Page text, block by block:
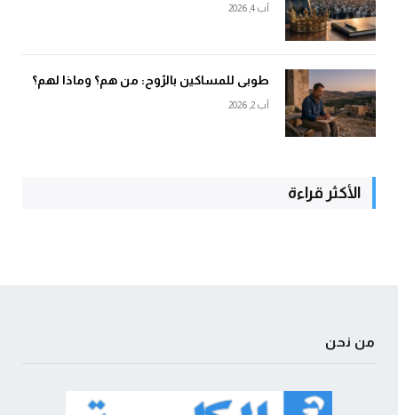
آب 4, 2026
طوبى للمساكين بالرّوح: من هم؟ وماذا لهم؟
آب 2, 2026
الأكثر قراءة
من نحن